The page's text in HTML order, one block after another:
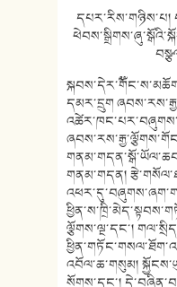
དཔར་རིས་གཉིས་པ།
དམཪ་དྲུག
གནམ་གདན།
ལྕོགས་ལྔ་དང་།
འབོལ་ཆ་གསུམ།
སོགས་དང་།